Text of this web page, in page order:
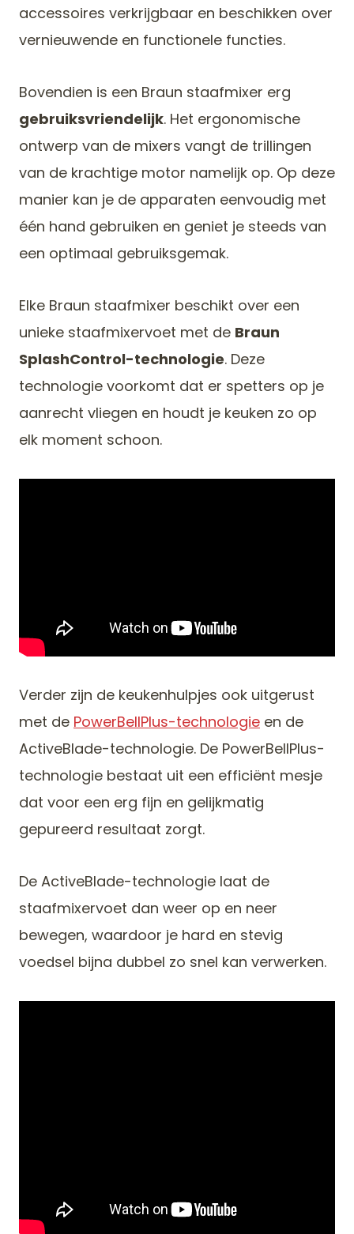
accessoires verkrijgbaar en beschikken over
vernieuwende en functionele functies.
Bovendien is een Braun staafmixer erg
gebruiksvriendelijk. Het ergonomische
ontwerp van de mixers vangt de trillingen
van de krachtige motor namelijk op. Op deze
manier kan je de apparaten eenvoudig met
één hand gebruiken en geniet je steeds van
een optimaal gebruiksgemak.
Elke Braun staafmixer beschikt over een
unieke staafmixervoet met de Braun
SplashControl-technologie. Deze
technologie voorkomt dat er spetters op je
aanrecht vliegen en houdt je keuken zo op
elk moment schoon.
Verder zijn de keukenhulpjes ook uitgerust
met de PowerBellPlus-technologie en de
ActiveBlade-technologie. De PowerBellPlus-
technologie bestaat uit een efficiënt mesje
dat voor een erg fijn en gelijkmatig
gepureerd resultaat zorgt.
De ActiveBlade-technologie laat de
staafmixervoet dan weer op en neer
bewegen, waardoor je hard en stevig
voedsel bijna dubbel zo snel kan verwerken.